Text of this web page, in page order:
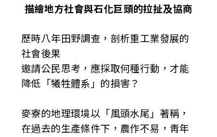
描繪地方社會與石化巨頭的拉扯及協商
歷時八年田野調查，剖析重工業發展的
社會後果
邀請公民思考，應採取何種行動，才能
降低「犧牲體系」的損害？
麥寮的地理環境以「風頭水尾」著稱，
在過去的生產條件下，農作不易，靑年